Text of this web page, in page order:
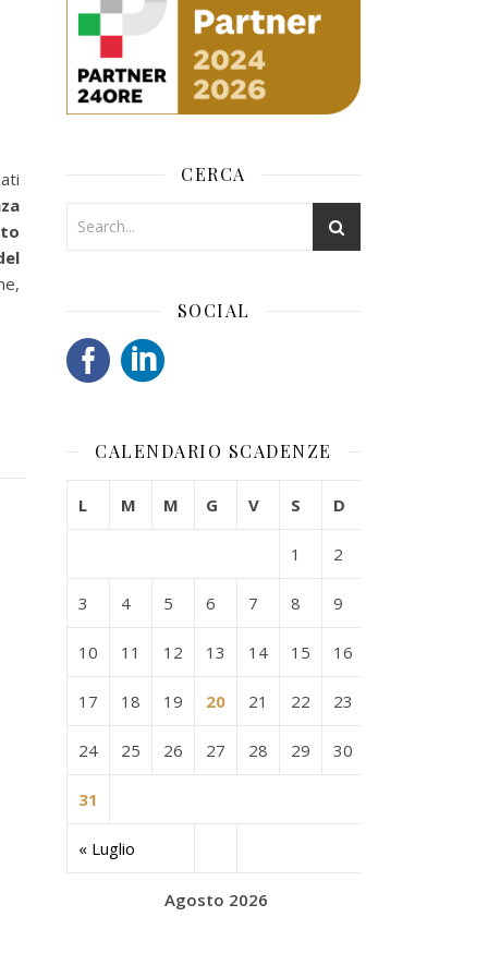
CERCA
SOCIAL
CALENDARIO SCADENZE
Agosto 2026
L M M G V S D
« Luglio
1 2
3 4 5 6 7 8 9
10 11 12 13 14 15 16
17 18 19 20 21 22 23
24 25 26 27 28 29 30
31